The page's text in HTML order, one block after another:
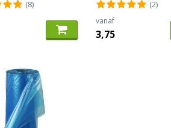
(8) (2)
vanaf
3,75